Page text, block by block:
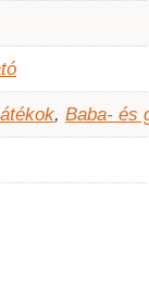
, Baba- és